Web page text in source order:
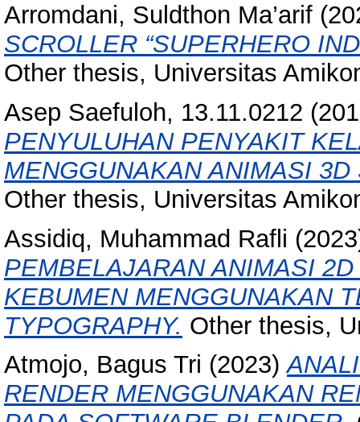
Arromdani, Suldthon Ma’arif
SCROLLER “SUPERHERO
Other thesis, Universitas
Asep Saefuloh, 13.11.0212
PENYULUHAN PENYAKIT
MENGGUNAKAN ANIMASI
Other thesis, Universitas
Assidiq, Muhammad Rafli
PEMBELAJARAN ANIMASI
KEBUMEN MENGGUNAKAN
TYPOGRAPHY. Other thesis,
Atmojo, Bagus Tri (2023)
RENDER MENGGUNAKAN